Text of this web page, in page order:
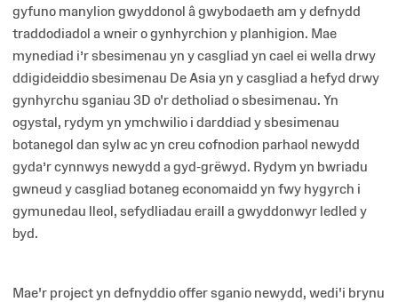
gyfuno manylion gwyddonol â gwybodaeth am y defnydd
traddodiadol a wneir o gynhyrchion y planhigion. Mae
mynediad i’r sbesimenau yn y casgliad yn cael ei wella drwy
ddigideiddio sbesimenau De Asia yn y casgliad a hefyd drwy
gynhyrchu sganiau 3D o'r detholiad o sbesimenau. Yn
ogystal, rydym yn ymchwilio i darddiad y sbesimenau
botanegol dan sylw ac yn creu cofnodion parhaol newydd
gyda’r cynnwys newydd a gyd-grëwyd. Rydym yn bwriadu
gwneud y casgliad botaneg economaidd yn fwy hygyrch i
gymunedau lleol, sefydliadau eraill a gwyddonwyr ledled y
byd.
Mae'r project yn defnyddio offer sganio newydd, wedi'i brynu